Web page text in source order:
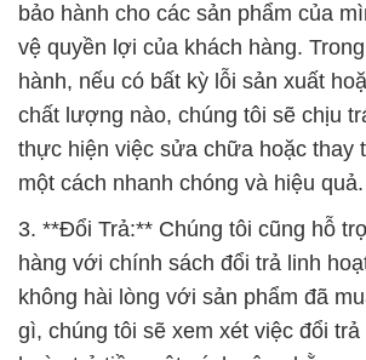
bảo hành cho các sản phẩm của
vệ quyền lợi của khách hàng.
hành, nếu có bất kỳ lỗi sản xuất
chất lượng nào, chúng tôi sẽ chịu
thực hiện việc sửa chữa hoặc thay
một cách nhanh chóng và hiệu quả.
3. **Đổi Trả:** Chúng tôi cũng hỗ
hàng với chính sách đổi trả linh
không hài lòng với sản phẩm đã
gì, chúng tôi sẽ xem xét việc đổi